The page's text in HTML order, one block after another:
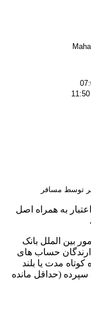
با حداقل 7 ماه اعتبار به همراه اصل
بین الملل بانک
برای دارندگان حساب های
مدت یا بلند
(حداقل مانده